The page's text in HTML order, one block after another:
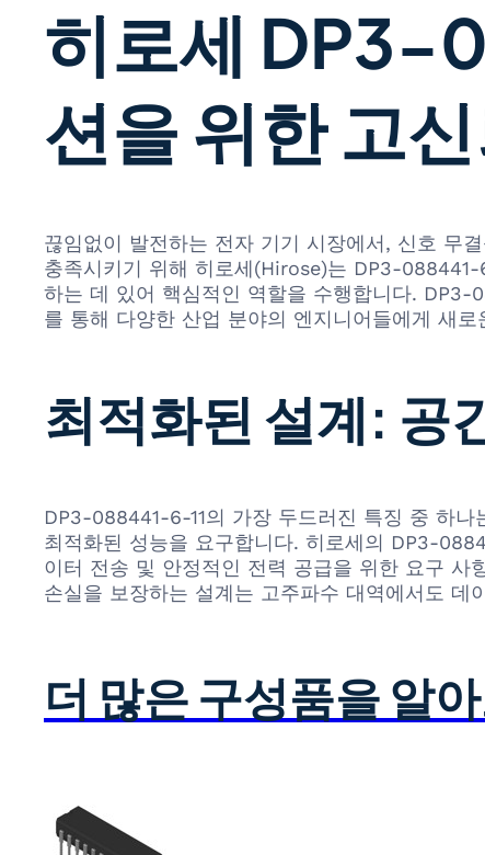
히로세 DP3-
션을 위한 고
끊임없이 발전하는 전자 기기 시장에서, 신호 무
충족시키기 위해 히로세(Hirose)는 DP3-
하는 데 있어 핵심적인 역할을 수행합니다. DP3-
를 통해 다양한 산업 분야의 엔지니어들에게 새
최적화된 설계: 공
DP3-088441-6-11의 가장 두드러진 특징 중 하
최적화된 성능을 요구합니다. 히로세의 DP3-
이터 전송 및 안정적인 전력 공급을 위한 요구 사
손실을 보장하는 설계는 고주파수 대역에서도
더 많은 구성품을 알